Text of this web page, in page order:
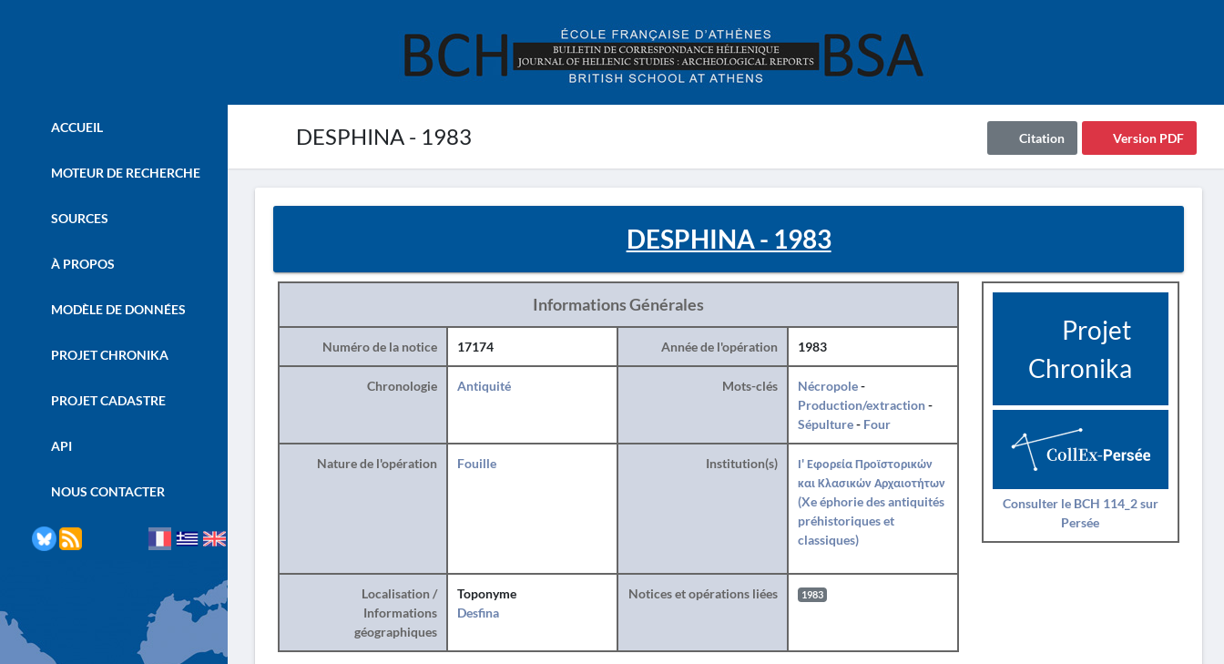
DESPHINA - 1983 Version PDF
Citation
ACCUEIL
MOTEUR DE RECHERCHE
SOURCES
À PROPOS
MODÈLE DE DONNÉES
PROJET CHRONIKA
PROJET CADASTRE
API
NOUS CONTACTER
DESPHINA - 1983
Informations Générales
Numéro de la notice 17174 Année de l'opération 1983
Chronologie Antiquité Mots-clés Nécropole-
Production/extraction-
Sépulture- Four
Nature de l'opération Fouille Institution(s)
Ι' Εφορεία Προϊστορικών
και Κλασικών Αρχαιοτήτων
(Xe éphorie des antiquités
préhistoriques et
classiques)
Localisation /
Informations
géographiques
Toponyme
Desfina
Notices et opérations liées 1983
Projet
Chronika
Consulter le BCH 114_2 sur
Persée